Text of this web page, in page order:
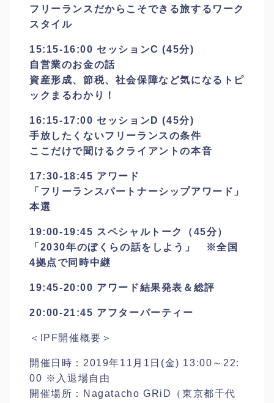
フリーランスだからこそできる旅するワーク
スタイル
15:15-16:00 セッションC (45分)
自営業のお金の話
資産形成、節税、社会保障など気になるトピ
ックまるわかり！
16:15-17:00 セッションD (45分)
手放したくないフリーランスの条件
ここだけで聞けるクライアントの本音
17:30-18:45 アワード
「フリーランスパートナーシップアワード」
本選
19:00-19:45 スペシャルトーク（45分）
「2030年のぼくらの話をしよう」 ※全国
4拠点で同時中継
19:45-20:00 アワード結果発表＆総評
20:00-21:45 アフターパーティー
＜IPF開催概要＞
開催日時：2019年11月1日(金) 13:00～22:
00 ※入退場自由
開催場所：Nagatacho GRiD（東京都千代